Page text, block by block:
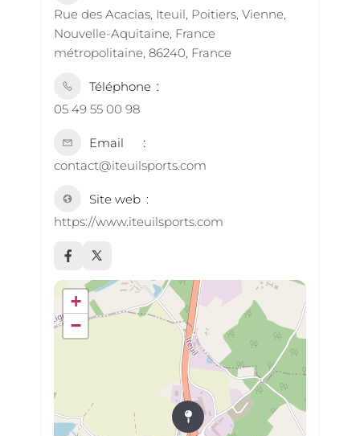
Rue des Acacias, Iteuil, Poitiers, Vienne,
Nouvelle-Aquitaine, France
métropolitaine, 86240, France
Téléphone
05 49 55 00 98
Email
contact@iteuilsports.com
Site web
https://www.iteuilsports.com
+
−